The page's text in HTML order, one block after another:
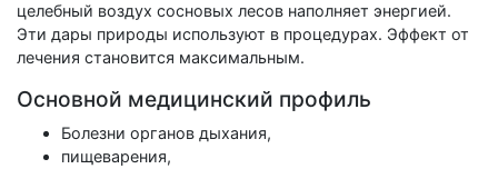
целебный воздух сосновых лесов наполняет энергией.
Эти дары природы используют в процедурах. Эффект от
лечения становится максимальным.
Основной медицинский профиль
Болезни органов дыхания,
пищеварения,